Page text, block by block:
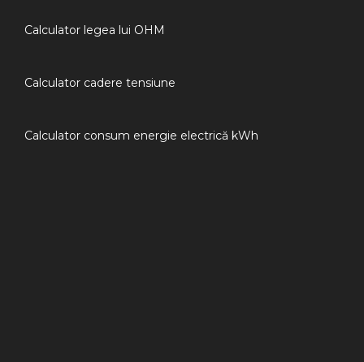
Calculator legea lui OHM
Calculator cadere tensiune
Calculator consum energie electrică kWh